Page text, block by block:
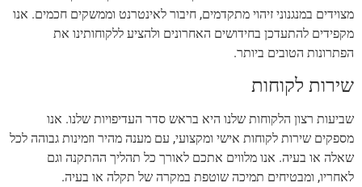
מצוידים במנגנוני זיהוי מתקדמים, חיבור לאינטרנט וממשקים חכמים. אנו
מקפידים להתעדכן בחידושים האחרונים ולהציע ללקוחותינו את
הפתרונות הטובים ביותר.
שירות לקוחות
שביעות רצון הלקוחות שלנו היא בראש סדר העדיפויות שלנו. אנו
מספקים שירות לקוחות אישי ומקצועי, עם מענה מהיר וזמינות גבוהה לכל
שאלה או בעיה. אנו מלווים אתכם לאורך כל תהליך ההתקנה וגם
לאחריו, ומבטיחים תמיכה שוטפת במקרה של תקלה או בעיה.